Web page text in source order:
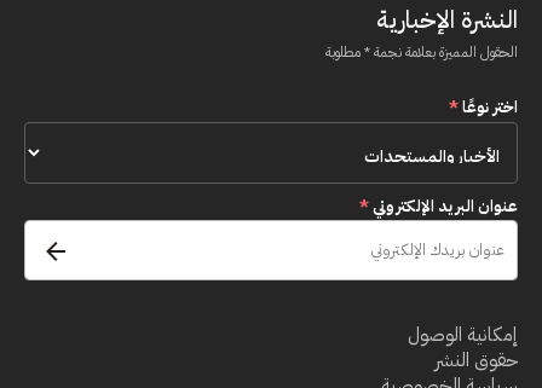
النشرة الإخبارية
الحقول المميزة بعلامة نجمة * مطلوبة
اختر نوعًا*
عنوان البريد الإلكتروني*
إمكانية الوصول
حقوق النشر